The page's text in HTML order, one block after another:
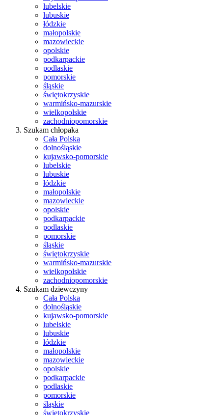
lubelskie
lubuskie
łódzkie
małopolskie
mazowieckie
opolskie
podkarpackie
podlaskie
pomorskie
śląskie
świętokrzyskie
warmińsko-mazurskie
wielkopolskie
zachodniopomorskie
Szukam chłopaka
Cała Polska
dolnośląskie
kujawsko-pomorskie
lubelskie
lubuskie
łódzkie
małopolskie
mazowieckie
opolskie
podkarpackie
podlaskie
pomorskie
śląskie
świętokrzyskie
warmińsko-mazurskie
wielkopolskie
zachodniopomorskie
Szukam dziewczyny
Cała Polska
dolnośląskie
kujawsko-pomorskie
lubelskie
lubuskie
łódzkie
małopolskie
mazowieckie
opolskie
podkarpackie
podlaskie
pomorskie
śląskie
świętokrzyskie